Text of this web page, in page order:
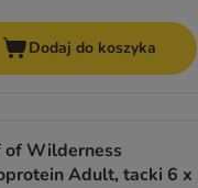
Dodaj do koszyka
Wilderness
Adult, tacki 6 x